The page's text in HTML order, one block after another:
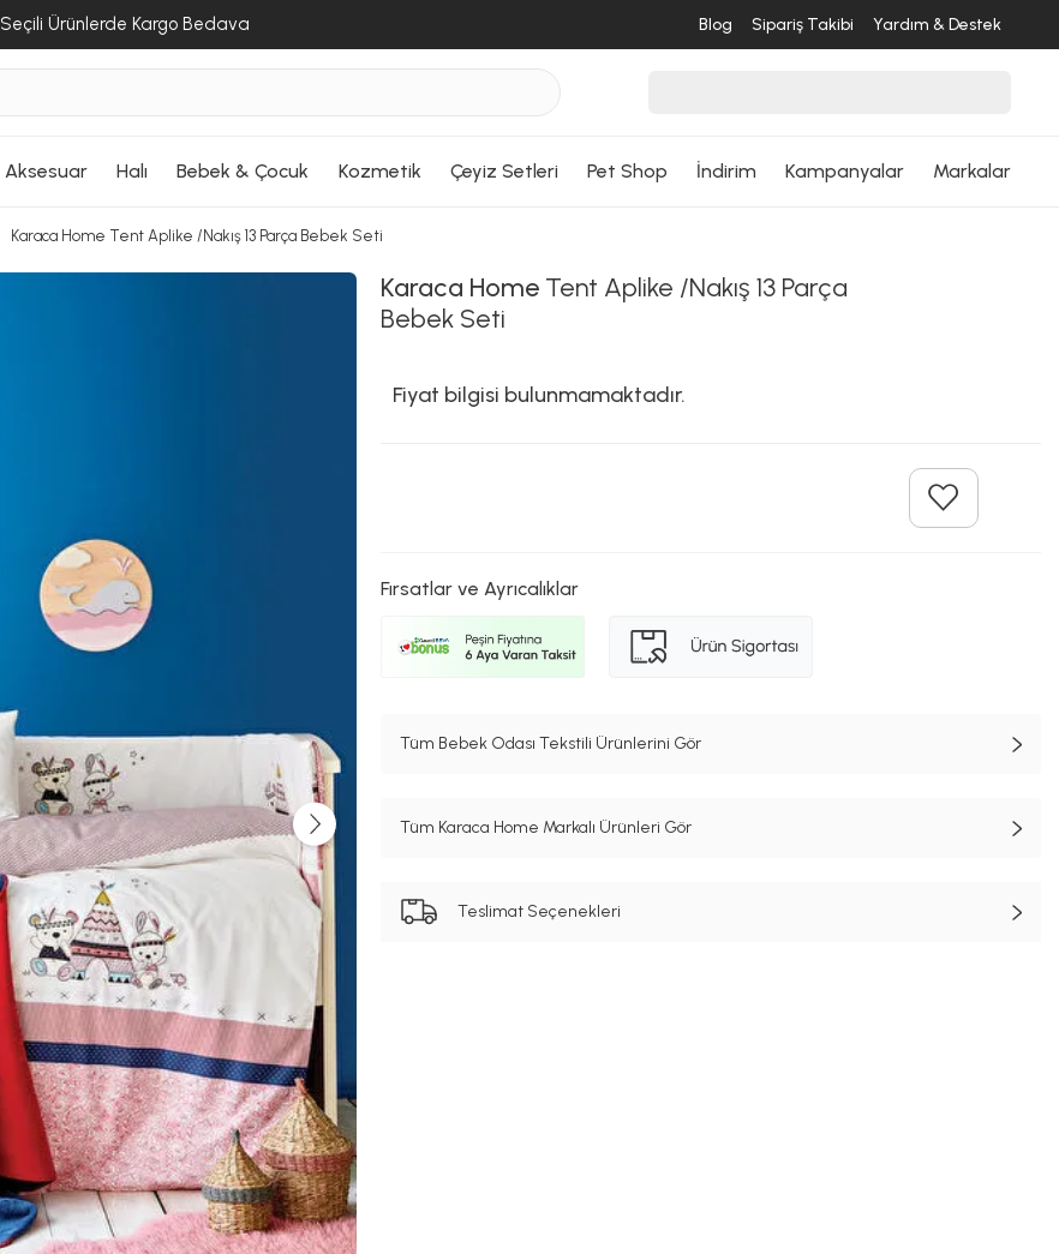
Seçili Ürünlerde Kargo Bedava Blog Sipariş Takibi Yardım & Destek
Aksesuar Halı Bebek & Çocuk Kozmetik Çeyiz Setleri Pet Shop İndirim Kampanyalar Markalar
Karaca Home Tent Aplike /Nakış 13 Parça Bebek Seti
Karaca Home Tent Aplike /Nakış 13 Parça
Bebek Seti
Fiyat bilgisi bulunmamaktadır.
Fırsatlar ve Ayrıcalıklar
Tüm Bebek Odası Tekstili Ürünlerini Gör
Tüm Karaca Home Markalı Ürünleri Gör
Teslimat Seçenekleri